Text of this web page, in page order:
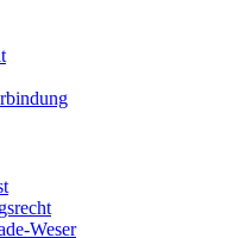
Weser